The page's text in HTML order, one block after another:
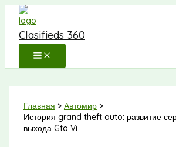
Перейти
содержимому
Clasifieds 360
Главная
Автомир
История grand theft auto: развитие
выхода Gta Vi